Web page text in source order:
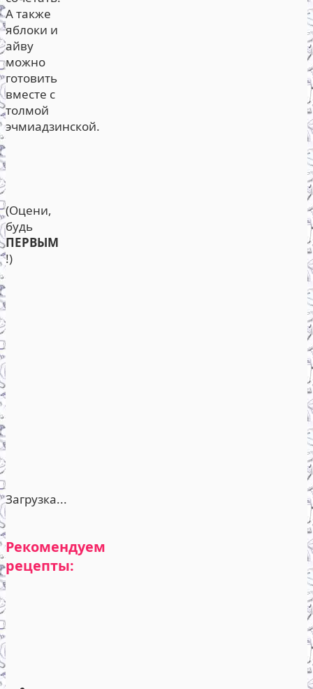
А также
яблоки и
айву
можно
готовить
вместе с
толмой
эчмиадзинской.
(Оцени,
будь
ПЕРВЫМ
!)
Загрузка...
Рекомендуем
рецепты: